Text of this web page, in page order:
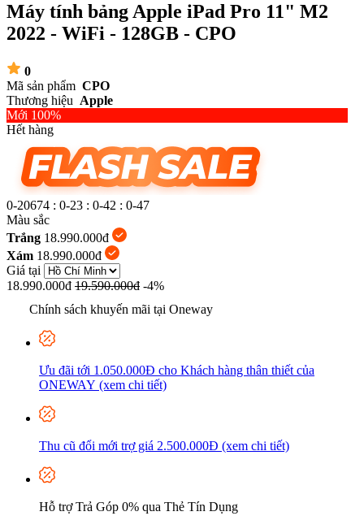
Máy tính bảng Apple iPad Pro 11" M2
2022 - WiFi - 128GB - CPO
0
Mã sản phẩm CPO
Thương hiệu Apple
Mới 100%
Hết hàng
0-20674 : 0-23 : 0-42 : 0-48
Màu sắc
Trắng 18.990.000đ
Xám 18.990.000đ
Giá tại
18.990.000đ 19.590.000đ -4%
Chính sách khuyến mãi tại Oneway
Ưu đãi tới 1.050.000Đ cho Khách hàng thân thiết của
ONEWAY (xem chi tiết)
Thu cũ đổi mới trợ giá 2.500.000Đ (xem chi tiết)
Hỗ trợ Trả Góp 0% qua Thẻ Tín Dụng